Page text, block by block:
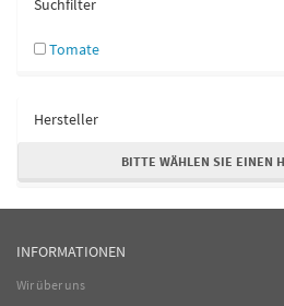
Suchfilter
Tomate
Hersteller
BITTE WÄHLEN SIE EINEN
INFORMATIONEN
Wir über uns